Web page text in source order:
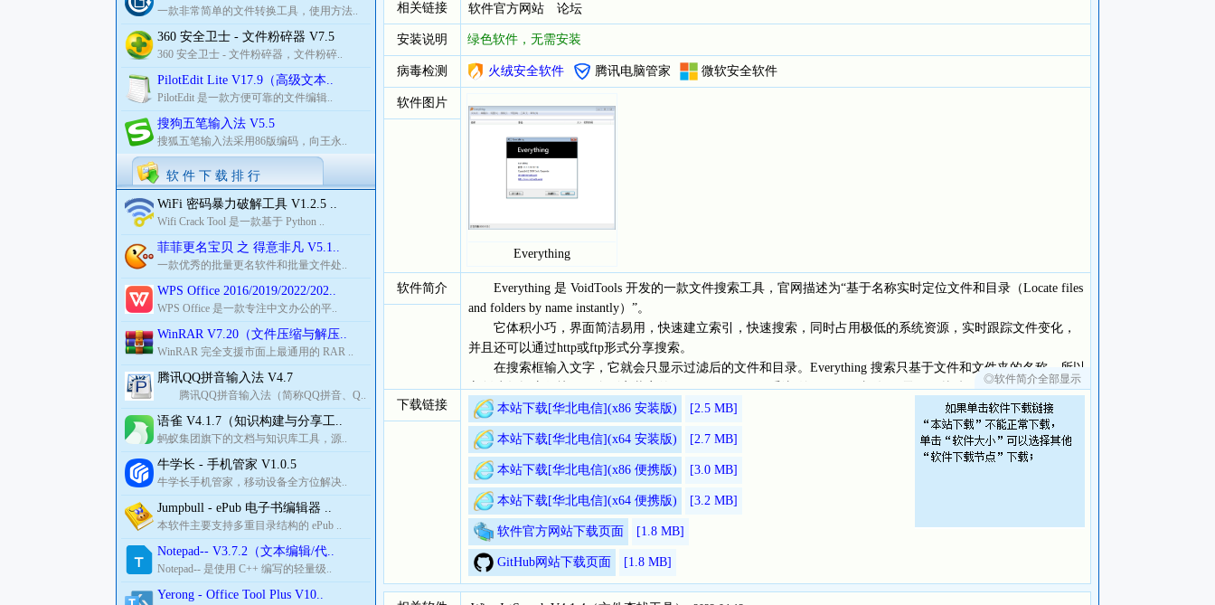
一款非常简单的文件转换工具，使用方法..
360 安全卫士 - 文件粉碎器 V7.5
360 安全卫士 - 文件粉碎器，文件粉碎..
PilotEdit Lite V17.9（高级文本..
PilotEdit 是一款方便可靠的文件编辑..
搜狗五笔输入法 V5.5
搜狐五笔输入法采用86版编码，向王永..
软 件 下 载 排 行
WiFi 密码暴力破解工具 V1.2.5 ..
Wifi Crack Tool 是一款基于 Python ..
菲菲更名宝贝 之 得意非凡 V5.1..
一款优秀的批量更名软件和批量文件处..
WPS Office 2016/2019/2022/202..
WPS Office 是一款专注中文办公的平..
WinRAR V7.20（文件压缩与解压..
WinRAR 完全支援市面上最通用的 RAR ..
腾讯QQ拼音输入法 V4.7
腾讯QQ拼音输入法（简称QQ拼音、Q..
语雀 V4.1.7（知识构建与分享工..
蚂蚁集团旗下的文档与知识库工具，源..
牛学长 - 手机管家 V1.0.5
牛学长手机管家，移动设备全方位解决..
Jumpbull - ePub 电子书编辑器 ..
本软件主要支持多重目录结构的 ePub ..
Notepad-- V3.7.2（文本编辑/代..
Notepad-- 是使用 C++ 编写的轻量级..
Yerong - Office Tool Plus V10..
相关链接 软件官方网站 论坛
安装说明 绿色软件，无需安装
病毒检测 火绒安全软件 腾讯电脑管家 微软安全软件
软件图片
Everything
软件简介
Everything 是 VoidTools 开发的一款文件搜索工具，官网描述为“基于名称实时定位文件和目录（Locate files
and folders by name instantly）”。
它体积小巧，界面简洁易用，快速建立索引，快速搜索，同时占用极低的系统资源，实时跟踪文件变化，
并且还可以通过http或ftp形式分享搜索。
在搜索框输入文字，它就会只显示过滤后的文件和目录。Everything 搜索只基于文件和文件夹的名称，所以
它创建数据库很快。一个刚安装完的 Windows XP SP2 系统(约20,000份文件)，需要一秒钟。索引一百万份文件
则需要一分钟。
如果你希望能按文件名进行高速搜索文件，并且硬盘分区都是使用 NTFS 格式的，又或者需要远程搜索其
他计算机上的文件，那么你绝对不能错过 Everything 这款仅几百KB的免费软件！它绝对值得你收藏与试用的！
总之， 如果让我给 Everything 打分的话，我会打99分！！而剩下的1分是留给它的新版本的……
◎软件简介全部显示
下载链接 本站下载[华北电信](x86 安装版) [2.5 MB]
本站下载[华北电信](x64 安装版) [2.7 MB]
本站下载[华北电信](x86 便携版) [3.0 MB]
本站下载[华北电信](x64 便携版) [3.2 MB]
软件官方网站下载页面 [1.8 MB]
GitHub网站下载页面 [1.8 MB]